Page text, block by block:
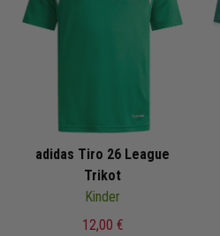
adidas Tiro 26 League
Trikot
Kinder
12,00 €